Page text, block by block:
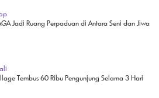
Jadi Ruang Perpaduan di Antara Seni dan Jiwa
Tembus 60 Ribu Pengunjung Selama 3 Hari